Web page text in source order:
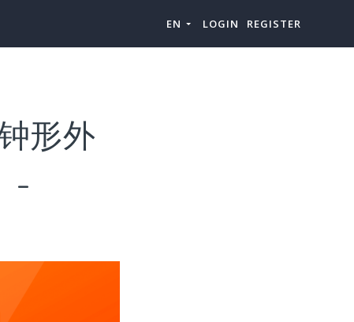
EN LOGIN REGISTER
形外
-